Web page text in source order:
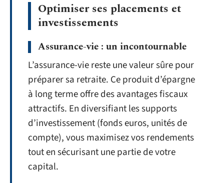
Optimiser ses placements et
investissements
Assurance-vie : un incontournable
L’assurance-vie reste une valeur sûre pour
préparer sa retraite. Ce produit d’épargne
à long terme offre des avantages fiscaux
attractifs. En diversifiant les supports
d’investissement (fonds euros, unités de
compte), vous maximisez vos rendements
tout en sécurisant une partie de votre
capital.